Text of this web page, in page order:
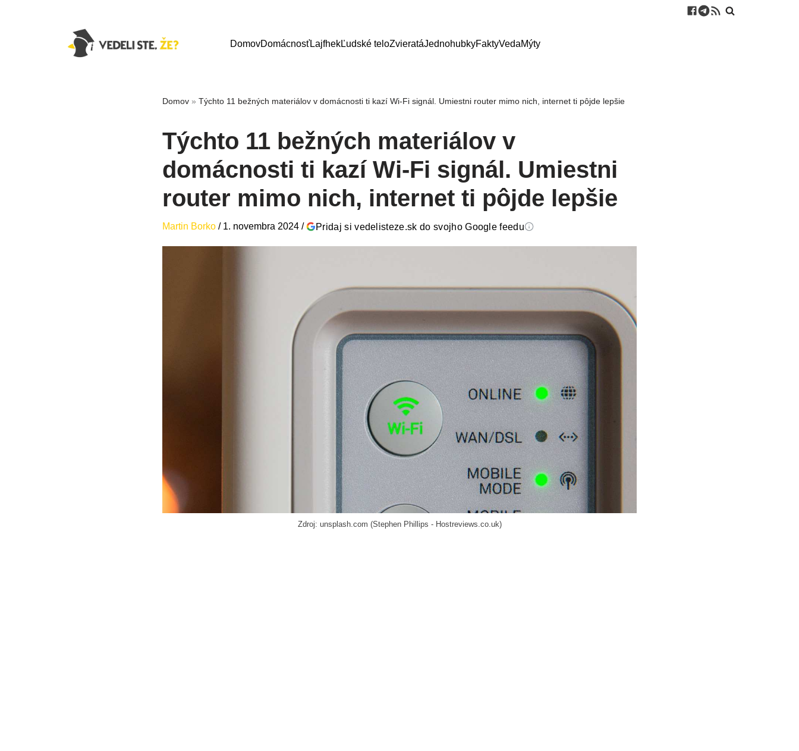
DomovDomácnosťLajfhekĽudské teloZvieratáJednohubkyFaktyVedaMýty
Domov » Týchto 11 bežných materiálov v domácnosti ti kazí Wi-Fi signál. Umiestni router mimo nich, internet ti pôjde lepšie
Týchto 11 bežných materiálov v
domácnosti ti kazí Wi-Fi signál. Umiestni
router mimo nich, internet ti pôjde lepšie
Martin Borko / 1. novembra 2024 / Pridaj si vedelisteze.sk do svojho Google feedu
Zdroj: unsplash.com (Stephen Phillips - Hostreviews.co.uk)